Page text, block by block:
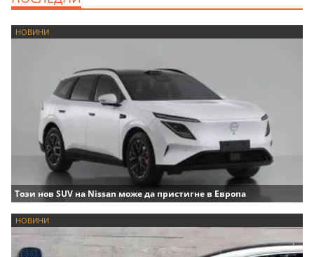
НОВИНИ
Този нов SUV на Nissan може да пристигне в Европа
НОВИНИ